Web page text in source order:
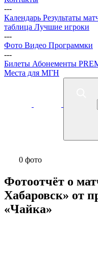
---
Календарь Результаты
таблица Лучшие игроки
---
Фото Видео Программки
---
Билеты Абонементы
Места для МГН
0 фото
Фотоотчёт о
Хабаровск» от
«Чайка»